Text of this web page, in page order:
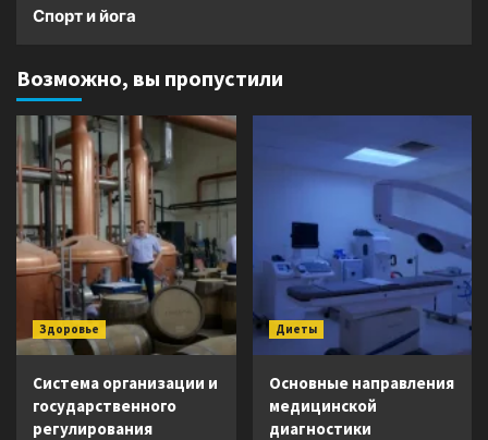
Спорт и йога
Возможно, вы пропустили
Здоровье
Система организации и
государственного
регулирования
Диеты
Основные направления
медицинской
диагностики